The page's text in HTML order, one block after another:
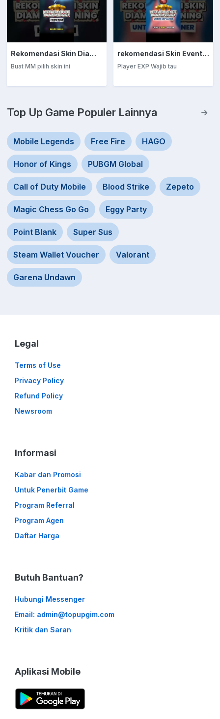
Rekomendasi Skin Diamond Kuning: Marksman
Buat MM pilih skin ini
rekomendasi Skin Event Diamond Kuning: EXP Laner
Player EXP Wajib tau
Top Up Game Populer Lainnya
Mobile Legends Free Fire HAGO
Honor of Kings PUBGM Global
Call of Duty Mobile Blood Strike Zepeto
Magic Chess Go Go Eggy Party
Point Blank Super Sus
Steam Wallet Voucher Valorant
Garena Undawn
Legal
Terms of Use
Privacy Policy
Refund Policy
Newsroom
Informasi
Kabar dan Promosi
Untuk Penerbit Game
Program Referral
Program Agen
Daftar Harga
Butuh Bantuan?
Hubungi Messenger
Email: admin@topupgim.com
Kritik dan Saran
Aplikasi Mobile